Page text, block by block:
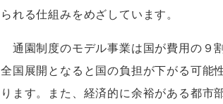
られる仕組みをめざしています。
通園制度のモデル事業は国が費用の９
全国展開となると国の負担が下がる可能
ります。また、経済的に余裕がある都市